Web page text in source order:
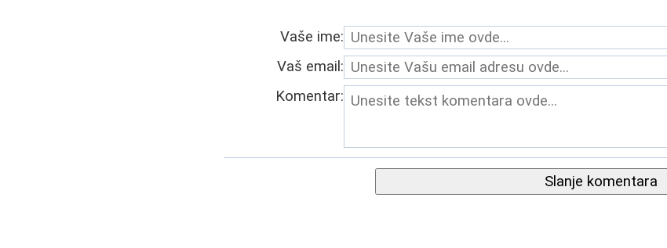
Vaše ime:
Vaš email:
Komentar:
Slanje komentara